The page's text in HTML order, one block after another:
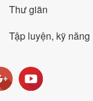
Thư giãn
Tập luyện, kỹ năng